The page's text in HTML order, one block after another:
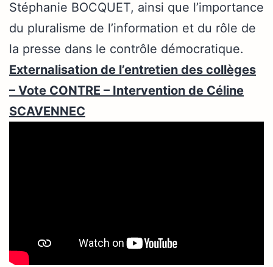
Stéphanie BOCQUET, ainsi que l’importance
du pluralisme de l’information et du rôle de
la presse dans le contrôle démocratique.
Externalisation de l’entretien des collèges
– Vote CONTRE – Intervention de Céline
SCAVENNEC